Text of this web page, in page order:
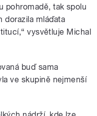
pohromadě, tak spolu
dorazila mláďata
vysvětluje Michal
buď sama
ve skupině nejmenší